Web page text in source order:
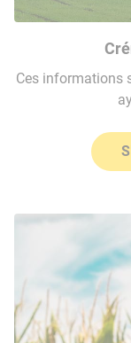
Ces informations